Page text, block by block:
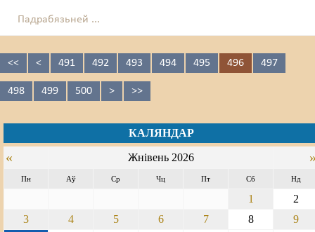
Падрабязьней ...
<< < 491 492 493 494 495 496 497
498 499 500 > >>
КАЛЯНДАР
« Жнівень 2026
Пн Аў Ср Чц Пт Сб Нд
1
2
3
4 5 6 7 8
9